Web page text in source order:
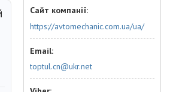
https://avtomechanic.com.ua/ua/
toptul.cn@ukr.net